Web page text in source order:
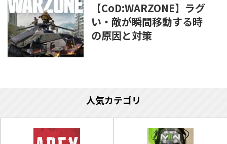
【CoD:WARZONE】ラグ
い・敵が瞬間移動する時
の原因と対策
人気カテゴリ